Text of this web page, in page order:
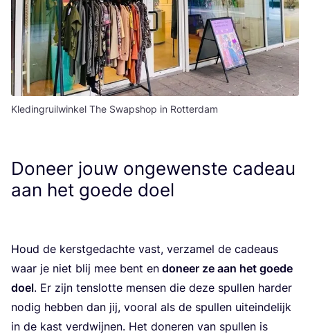
Kledingruilwinkel The Swapshop in Rotterdam
Doneer jouw ongewenste cadeau
aan het goede doel
Houd de kerst­ge­dach­te vast, ver­za­mel de cadeaus
waar je niet blij mee bent en doneer ze aan het goe­de
doel. Er zijn ten­slot­te men­sen die deze spul­len har­der
nodig heb­ben dan jij, voor­al als de spul­len uit­ein­de­lijk
in de kast ver­dwij­nen. Het done­ren van spul­len is